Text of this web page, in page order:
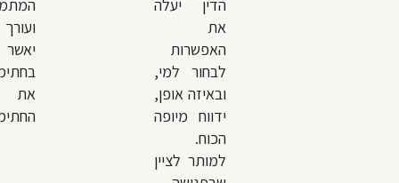
הדין יעלה
את
האפשרות
לבחור למי,
ובאיזה אופן,
ידווח מיופה
הכוח.
למותר לציין
יאשר
את